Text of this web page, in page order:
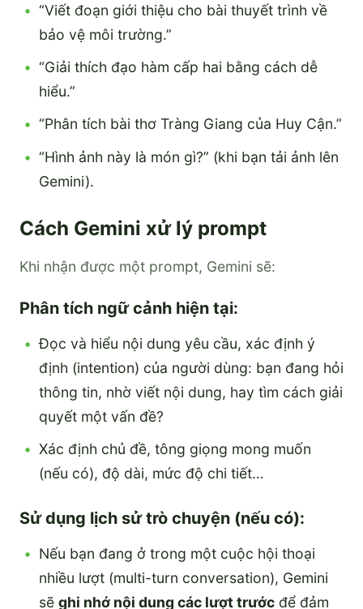
“Viết đoạn giới thiệu cho bài thuyết trình về
bảo vệ môi trường.”
“Giải thích đạo hàm cấp hai bằng cách dễ
hiểu.”
“Phân tích bài thơ Tràng Giang của Huy Cận.”
“Hình ảnh này là món gì?” (khi bạn tải ảnh lên
Gemini).
Cách Gemini xử lý prompt
Khi nhận được một prompt, Gemini sẽ:
Phân tích ngữ cảnh hiện tại:
Đọc và hiểu nội dung yêu cầu, xác định ý
định (intention) của người dùng: bạn đang hỏi
thông tin, nhờ viết nội dung, hay tìm cách giải
quyết một vấn đề?
Xác định chủ đề, tông giọng mong muốn
(nếu có), độ dài, mức độ chi tiết…
Sử dụng lịch sử trò chuyện (nếu có):
Nếu bạn đang ở trong một cuộc hội thoại
nhiều lượt (multi-turn conversation), Gemini
sẽ ghi nhớ nội dung các lượt trước để đảm